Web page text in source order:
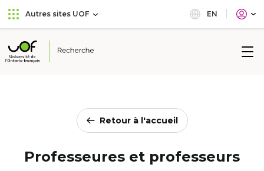
Aller
au
principal
Passer
au
Autres sites UOF EN
Université
Retour à l'accueil
Professeures et professeurs